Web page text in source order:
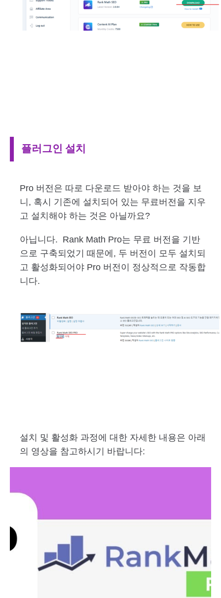
플러그인 설치
Pro 버전은 따로 다운로드 받아야 하는 것을 보
니, 혹시 기존에 설치되어 있는 무료버전을 지우
고 설치해야 하는 것은 아닐까요?
아닙니다. ​ Rank Math Pro는 무료 버전을 기반
으로 구축되었기 때문에, 두 버전이 모두 설치되
고 활성화되어야 Pro 버전이 정상적으로 작동합
니다.
설치 및 활성화 과정에 대한 자세한 내용은 아래
의 영상을 참고하시기 바랍니다:​